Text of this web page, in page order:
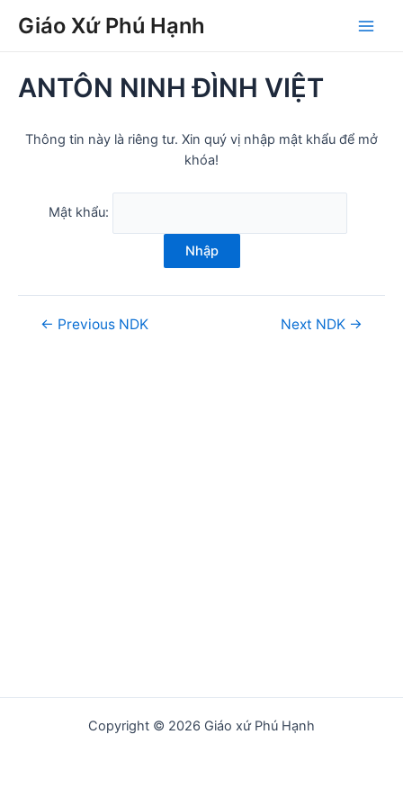
Giáo Xứ Phú Hạnh
Main
ANTÔN NINH ĐÌNH VIỆT
Thông tin này là riêng tư. Xin quý vị nhập mật khẩu để mở
khóa!
Mật khẩu:
Nhập
navigation
← Previous NDK Next NDK →
Copyright © 2026 Giáo xứ Phú Hạnh